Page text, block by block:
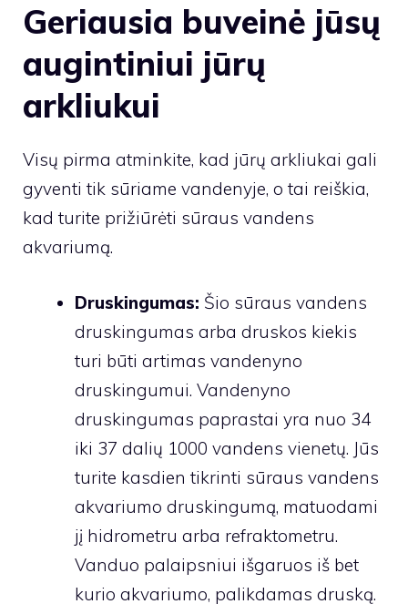
Geriausia buveinė jūsų
augintiniui jūrų
arkliukui
Visų pirma atminkite, kad jūrų arkliukai gali
gyventi tik sūriame vandenyje, o tai reiškia,
kad turite prižiūrėti sūraus vandens
akvariumą.
Druskingumas: Šio sūraus vandens
druskingumas arba druskos kiekis
turi būti artimas vandenyno
druskingumui. Vandenyno
druskingumas paprastai yra nuo 34
iki 37 dalių 1000 vandens vienetų. Jūs
turite kasdien tikrinti sūraus vandens
akvariumo druskingumą, matuodami
jį hidrometru arba refraktometru.
Vanduo palaipsniui išgaruos iš bet
kurio akvariumo, palikdamas druską.